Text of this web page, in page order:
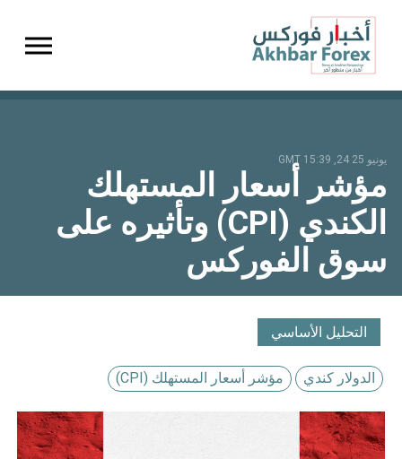
يونيو 25 24, 15:39 GMT
مؤشر أسعار المستهلك
الكندي (CPI) وتأثيره على
سوق الفوركس
التحليل الأساسي
الدولار كندي مؤشر أسعار المستهلك (CPI)